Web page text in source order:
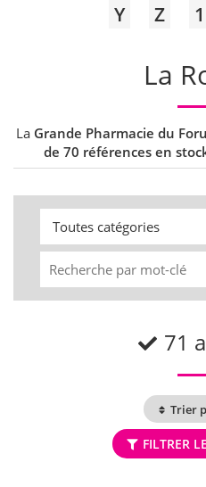
Y
Z 1
La
La Grande Pharmacie du
de 70 références en
71
Trier
FILTRER